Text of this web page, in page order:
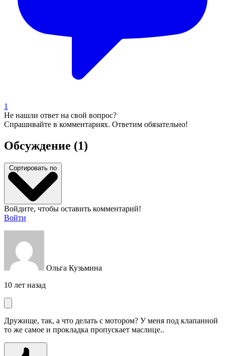
1
Не нашли ответ на свой вопрос?
Спрашивайте в комментариях. Ответим обязательно!
Обсуждение (1)
Сортировать по
Войдите, чтобы оставить комментарий!
Войти
Ольга Кузьмина
10 лет назад
Дружище, так, а что делать с мотором? У меня под клапанной
то же самое и прокладка пропускает маслице..